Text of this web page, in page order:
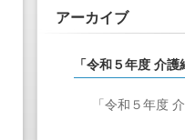
アーカイブ
「令和５年度 介
「令和５年度